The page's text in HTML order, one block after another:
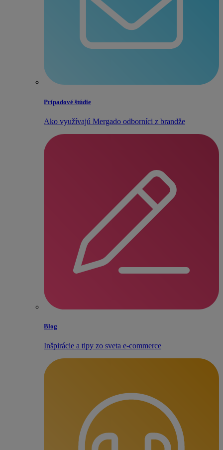
Prípadové štúdie
Ako využívajú Mergado odborníci z brandže
Blog
Inšpirácie a tipy zo sveta e‑commerce